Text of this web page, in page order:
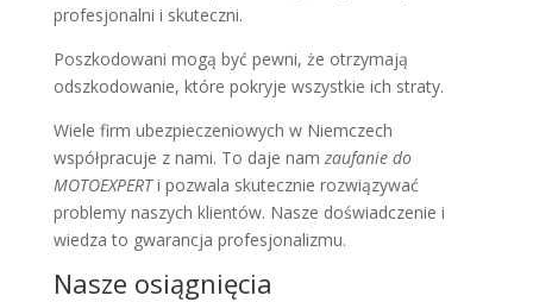
profesjonalni i skuteczni.
Poszkodowani mogą być pewni, że otrzymają
odszkodowanie, które pokryje wszystkie ich straty.
Wiele firm ubezpieczeniowych w Niemczech
współpracuje z nami. To daje nam zaufanie do
MOTOEXPERTi pozwala skutecznie rozwiązywać
problemy naszych klientów. Nasze doświadczenie i
wiedza to gwarancja profesjonalizmu.
Nasze osiągnięcia